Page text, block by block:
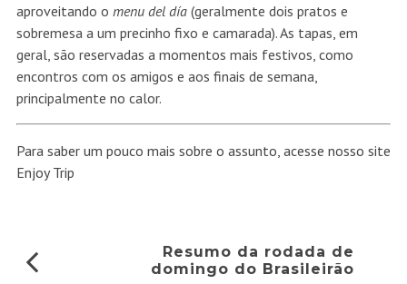
aproveitando o menu del día(geralmente dois pratos e
sobremesa a um precinho fixo e camarada). As tapas, em
geral, são reservadas a momentos mais festivos, como
encontros com os amigos e aos finais de semana,
principalmente no calor.
Para saber um pouco mais sobre o assunto, acesse nosso site
Enjoy Trip
Resumo da rodada de
domingo do Brasileirão